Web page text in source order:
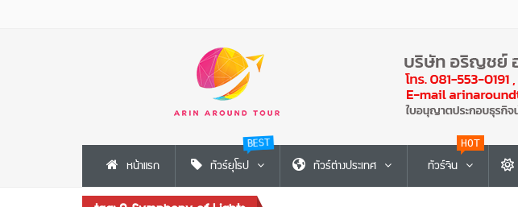
หน้าแรก ทัวร์ยุโรป
BEST
ทัวร์ต่างประเทศ ทัวร์จีน